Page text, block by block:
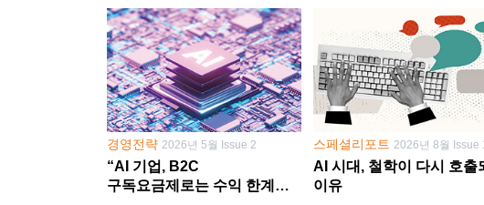
경영전략 2026년 5월 Issue 2
“AI 기업, B2C
구독요금제로는 수익 한계
스페셜리포트2026년 8월 Issue
AI 시대, 철학이 다시 호출
이유